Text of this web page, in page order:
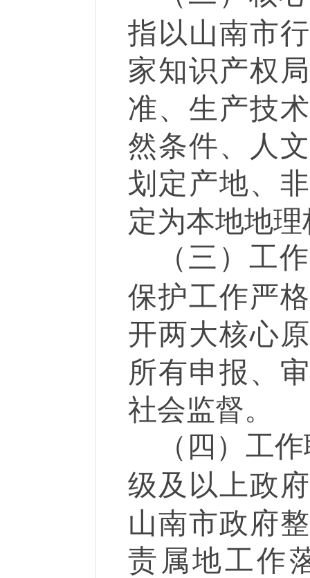
指以山南市
家知识产权
准、生产技
然条件、人
划定产地、
定为本地地
（三）工
保护工作严
开两大核心
所有申报、
社会监督。
（四）工
级及以上政
山南市政府
责属地工作